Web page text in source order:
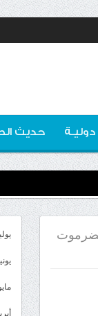
دوليـة حديث
يوليو
يونيو
مايو